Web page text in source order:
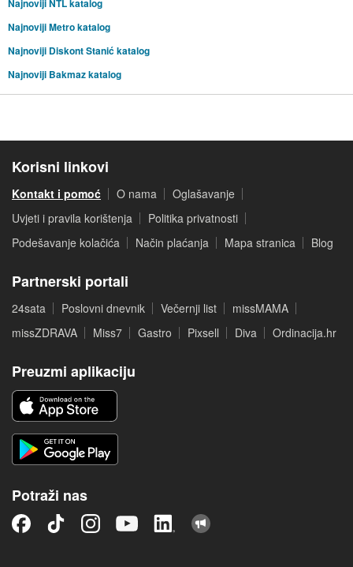
Najnoviji NTL katalog
Najnoviji Metro katalog
Najnoviji Diskont Stanić katalog
Najnoviji Bakmaz katalog
Korisni linkovi
Kontakt i pomoć O nama
Oglašavanje
Uvjeti i pravila korištenja
Politika privatnosti
Podešavanje kolačića
Način plaćanja Mapa stranica Blog
Partnerski portali
24sata Poslovni dnevnik Večernji list
missMAMA
missZDRAVA
Miss7 Gastro Pixsell Diva Ordinacija.hr
Preuzmi aplikaciju
Potraži nas